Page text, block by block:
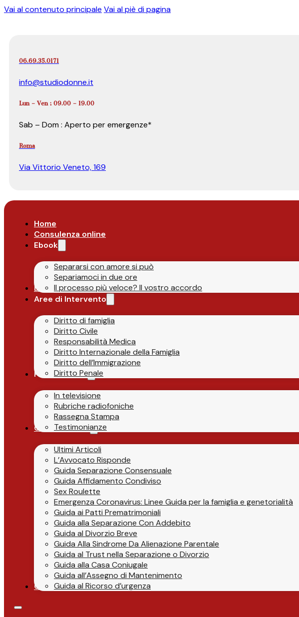
Vai al contenuto principale Vai al piè di pagina
06.69.35.0171
info@studiodonne.it
Lun – Ven : 09.00 – 19.00
Sab – Dom : Aperto per emergenze*
Roma
Via Vittorio Veneto, 169
Home
Consulenza online
Ebook
Separarsi con amore si può
Separiamoci in due ore
Il processo più veloce? Il vostro accordo
Lo Studio
Aree di Intervento
Diritto di famiglia
Diritto Civile
Responsabilità Medica
Diritto Internazionale della Famiglia
Diritto dell’Immigrazione
Diritto Penale
Parlano di Noi
In televisione
Rubriche radiofoniche
Rassegna Stampa
Testimonianze
Guide & News
Ultimi Articoli
L’Avvocato Risponde
Guida Separazione Consensuale
Guida Affidamento Condiviso
Sex Roulette
Emergenza Coronavirus: Linee Guida per la famiglia e genetorialità
Guida ai Patti Prematrimoniali
Guida alla Separazione Con Addebito
Guida al Divorzio Breve
Guida Alla Sindrome Da Alienazione Parentale
Guida al Trust nella Separazione o Divorzio
Guida alla Casa Coniugale
Guida all’Assegno di Mantenimento
Guida al Ricorso d’urgenza
Contatti